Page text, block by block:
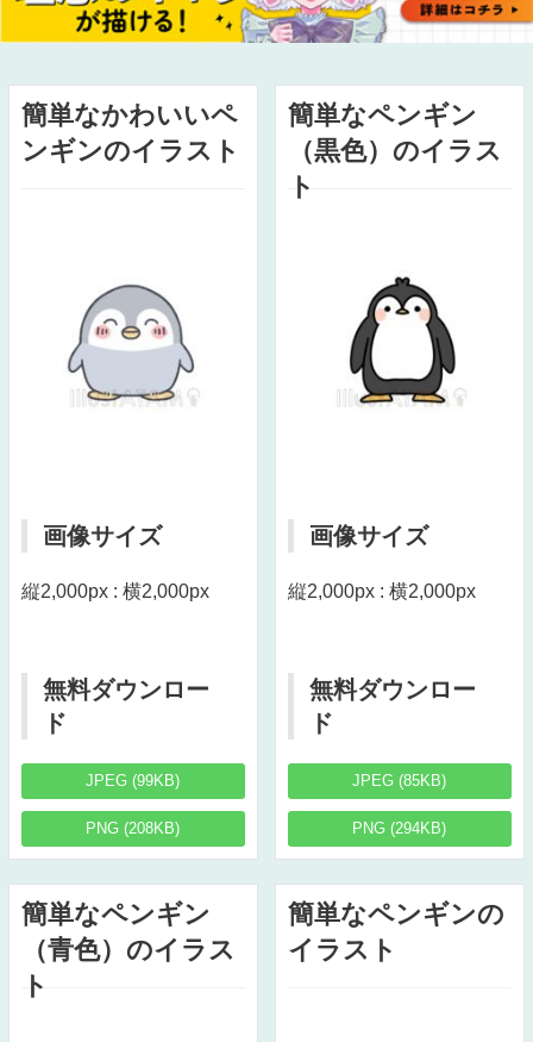
簡単なかわいいペ
ンギンのイラスト
画像サイズ
縦2,000px : 横2,000px
無料ダウンロー
ド
JPEG (99KB)
PNG (208KB)
簡単なペンギン
（黒色）のイラス
ト
画像サイズ
縦2,000px : 横2,000px
無料ダウンロー
ド
JPEG (85KB)
PNG (294KB)
簡単なペンギン
（青色）のイラス
ト
簡単なペンギンの
イラスト